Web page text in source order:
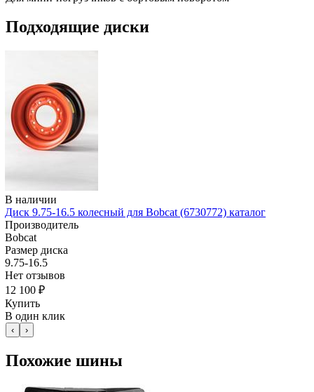
Подходящие диски
В наличии
Диск 9.75-16.5 колесный для Bobcat (6730772) каталог
Производитель
Bobcat
Размер диска
9.75-16.5
Нет отзывов
12 100 ₽
Купить
В один клик
‹ ›
Похожие шины